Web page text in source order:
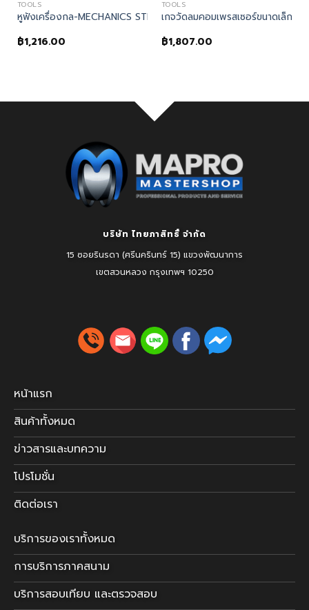
TOOLS
หูฟังเครื่องกล-MECHANICS STETHOSCOPE
฿1,216.00
TOOLS
เกจวัดลมคอมเพรสเซอร์ขนาดเล็ก
฿1,807.00
บริษัท ไทยภาสิทธิ์ จำกัด
15 ซอยรินรดา (ศรีนครินทร์ 15) แขวงพัฒนาการ
เขตสวนหลวง กรุงเทพฯ 10250
หน้าแรก
สินค้าทั้งหมด
ข่าวสารและบทความ
โปรโมชั่น
ติดต่อเรา
บริการของเราทั้งหมด
การบริการภาคสนาม
บริการสอบเทียบ และตรวจสอบ